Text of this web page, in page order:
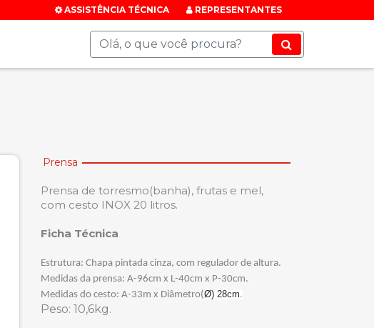
ASSISTÊNCIA TÉCNICA REPRESENTANTES
Prensa
Prensa de torresmo(banha), frutas e mel,
com cesto INOX 20 litros.
Ficha Técnica
Estrutura: Chapa pintada cinza, com regulador de altura.
Medidas da prensa: A-96cm x L-40cm x P-30cm.
Medidas do cesto: A-33m x Diâmetro(Ø) 28cm.
Peso: 10,6kg.